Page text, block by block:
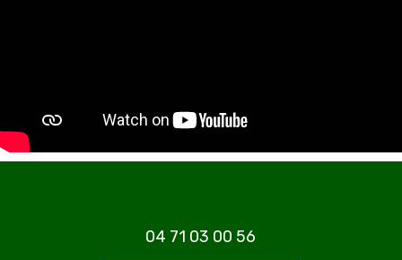
04 71 03 00 56